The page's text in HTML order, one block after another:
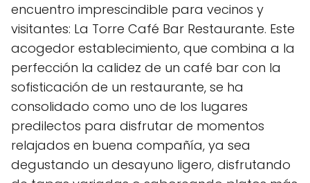
encuentro imprescindible para vecinos y
visitantes: La Torre Café Bar Restaurante. Este
acogedor establecimiento, que combina a la
perfección la calidez de un café bar con la
sofisticación de un restaurante, se ha
consolidado como uno de los lugares
predilectos para disfrutar de momentos
relajados en buena compañía, ya sea
degustando un desayuno ligero, disfrutando